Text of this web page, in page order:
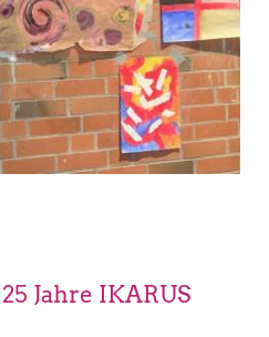
Jahre IKARUS